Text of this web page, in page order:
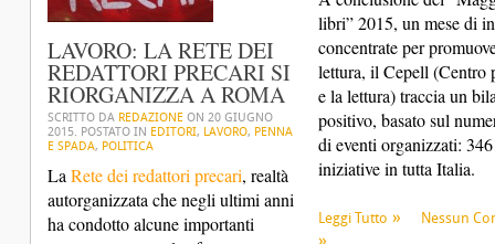
LAVORO: LA RETE DEI
REDATTORI PRECARI SI
RIORGANIZZA A ROMA
SCRITTO DA REDAZIONE ON 20 GIUGNO
2015. POSTATO IN EDITORI, LAVORO, PENNA
E SPADA, POLITICA
LaRete dei redattori precari, realtà
autorganizzata che negli ultimi anni
ha condotto alcune importanti
libri” 2015, un mese di
concentrate per
lettura, il Cepell (Centro
e la lettura) traccia un
positivo, basato sul
di eventi organizzati:
iniziative in tutta Italia.
Leggi Tutto Nessun